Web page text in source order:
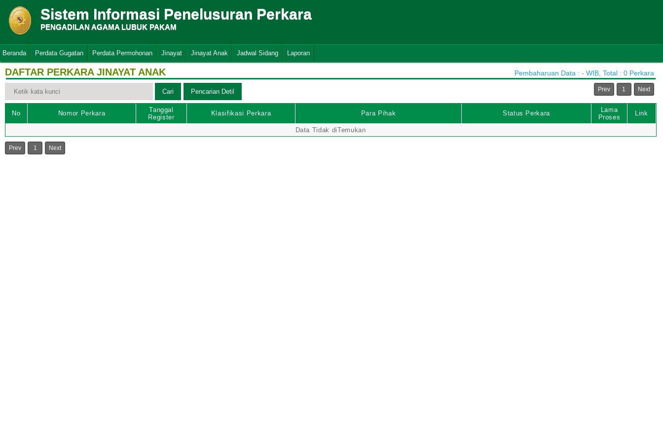
Sistem Informasi Penelusuran Perkara
PENGADILAN AGAMA LUBUK PAKAM
Beranda Perdata Gugatan Perdata Permohonan Jinayat Jinayat Anak Jadwal Sidang Laporan
DAFTAR PERKARA JINAYAT ANAK Pembaharuan Data : - WIB, Total : 0 Perkara
Prev 1 Next
No Nomor Perkara
Tanggal
Register
Klasifikasi Perkara Para Pihak Status Perkara
Lama
Proses
Link
Data Tidak diTemukan
Prev 1 Next